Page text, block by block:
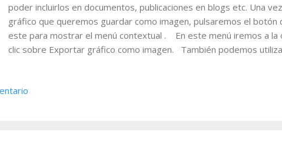
poder incluirlos en documentos, publicaciones en blogs etc. Una
gráfico que queremos guardar como imagen, pulsaremos el
este para mostrar el menú contextual . En este menú iremos a la
clic sobre Exportar gráfico como imagen. También podemos
es el de la siguiente imagen.